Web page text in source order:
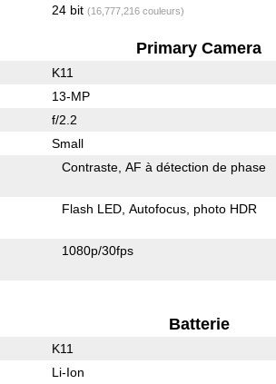
24 bit (16,777,216 couleurs)
Primary Camera
K11
13-MP
f/2.2
Small
Contraste AF à détection de phase
Flash LED Autofocus photo HDR
1080p/30fps
Batterie
K11
Li-Ion